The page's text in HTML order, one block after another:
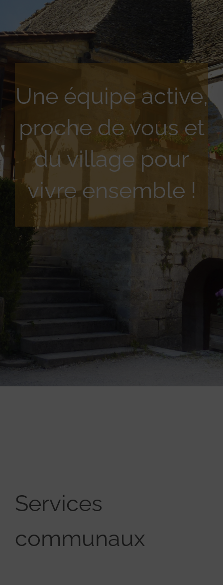
Une équipe active,
proche de vous et
du village pour
vivre ensemble !
Services
communaux